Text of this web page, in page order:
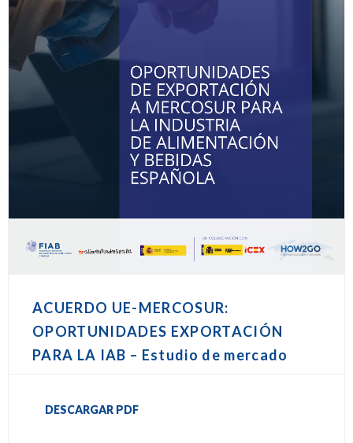
ACUERDO UE-MERCOSUR:
OPORTUNIDADES EXPORTACIÓN
PARA LA IAB – Estudio de mercado
DESCARGAR PDF